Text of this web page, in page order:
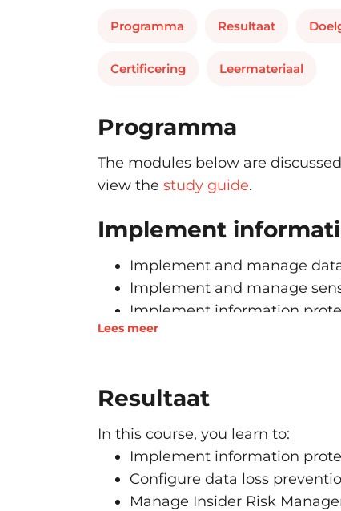
Programma Resultaat
Certificering Leermateriaal
Programma
The modules below are
view the study guide.
Implement
Implement and manage
Implement and manage
Implement information
Exchange
(30–35%)
Create and configure data
Implement and monitor
Implement and manage
Lees meer
Resultaat
In this course, you learn to:
Implement information
Configure data loss
Manage Insider Risk